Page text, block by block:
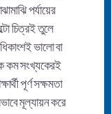
পর্যায়ের
চিত্রই তুলে
ভালো বা
কম সংখ্যকেরই
পূর্ণ সক্ষমতা
মূল্যায়ন করে